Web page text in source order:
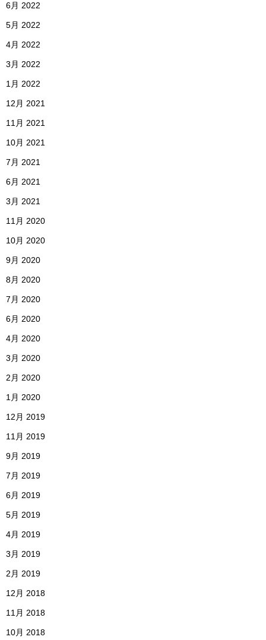
6月 2022
5月 2022
4月 2022
3月 2022
1月 2022
12月 2021
11月 2021
10月 2021
7月 2021
6月 2021
3月 2021
11月 2020
10月 2020
9月 2020
8月 2020
7月 2020
6月 2020
4月 2020
3月 2020
2月 2020
1月 2020
12月 2019
11月 2019
9月 2019
7月 2019
6月 2019
5月 2019
4月 2019
3月 2019
2月 2019
12月 2018
11月 2018
10月 2018